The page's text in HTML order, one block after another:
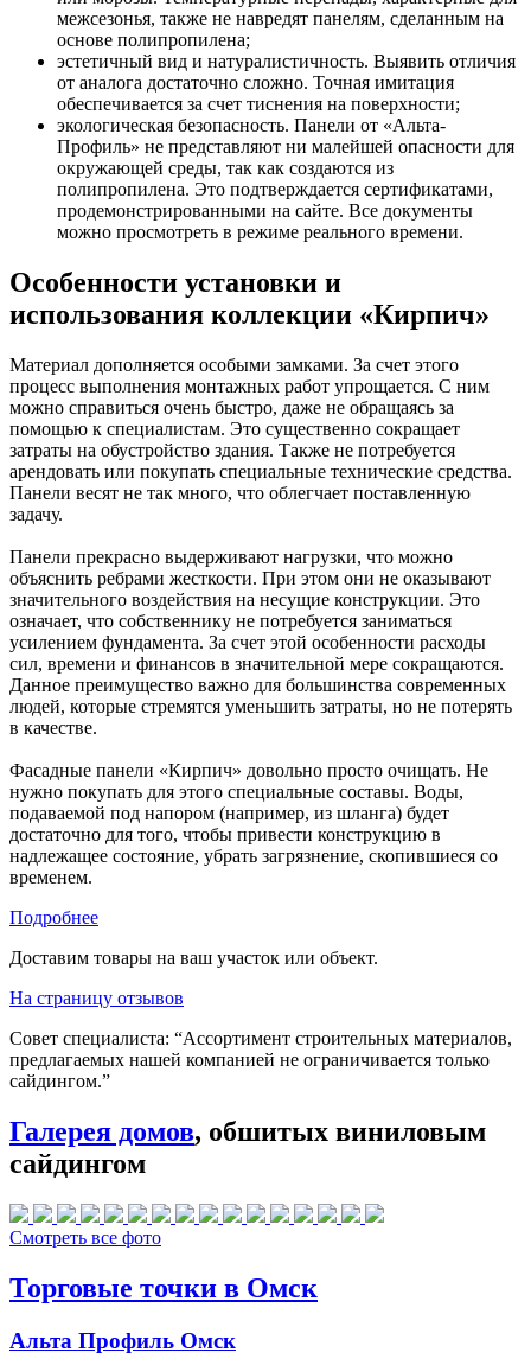
межсезонья, также не навредят панелям, сделанным на
основе полипропилена;
эстетичный вид и натуралистичность. Выявить отличия
от аналога достаточно сложно. Точная имитация
обеспечивается за счет тиснения на поверхности;
экологическая безопасность. Панели от «Альта-
Профиль» не представляют ни малейшей опасности для
окружающей среды, так как создаются из
полипропилена. Это подтверждается сертификатами,
продемонстрированными на сайте. Все документы
можно просмотреть в режиме реального времени.
Особенности установки и
использования коллекции «Кирпич»
Материал дополняется особыми замками. За счет этого
процесс выполнения монтажных работ упрощается. С ним
можно справиться очень быстро, даже не обращаясь за
помощью к специалистам. Это существенно сокращает
затраты на обустройство здания. Также не потребуется
арендовать или покупать специальные технические средства.
Панели весят не так много, что облегчает поставленную
задачу.
Панели прекрасно выдерживают нагрузки, что можно
объяснить ребрами жесткости. При этом они не оказывают
значительного воздействия на несущие конструкции. Это
означает, что собственнику не потребуется заниматься
усилением фундамента. За счет этой особенности расходы
сил, времени и финансов в значительной мере сокращаются.
Данное преимущество важно для большинства современных
людей, которые стремятся уменьшить затраты, но не потерять
в качестве.
Фасадные панели «Кирпич» довольно просто очищать. Не
нужно покупать для этого специальные составы. Воды,
подаваемой под напором (например, из шланга) будет
достаточно для того, чтобы привести конструкцию в
надлежащее состояние, убрать загрязнение, скопившиеся со
временем.
Подробнее
Доставим товары на ваш участок или объект.
На страницу отзывов
Совет специалиста: “Ассортимент строительных материалов,
предлагаемых нашей компанией не ограничивается только
сайдингом.”
Галерея домов, обшитых виниловым
сайдингом
Смотреть все фото
Торговые точки в Омск
Альта Профиль Омск